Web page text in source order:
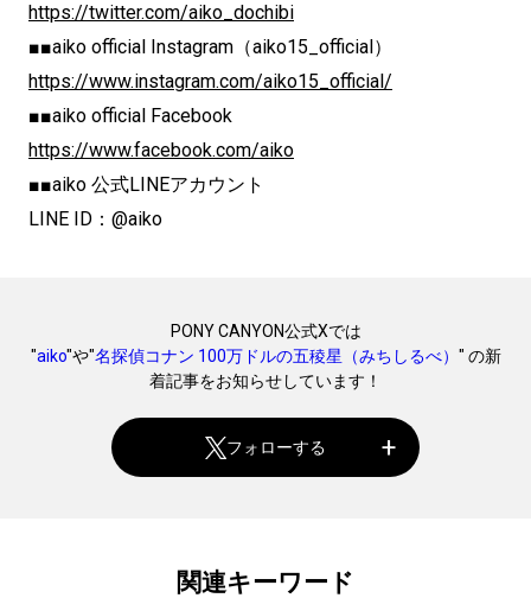
https://twitter.com/aiko_dochibi
■■aiko official Instagram（aiko15_official）
https://www.instagram.com/aiko15_official/
■■aiko official Facebook
https://www.facebook.com/aiko
■■aiko 公式LINEアカウント
LINE ID：@aiko
PONY CANYON公式Xでは
"aiko"や"名探偵コナン 100万ドルの五稜星（みちしるべ） " の新
着記事をお知らせしています！
フォローする
関連キーワード